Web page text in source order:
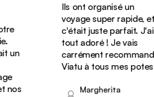
Ils ont organisé un
voyage super rapide, et
c'était juste parfait. J'ai
tout adoré ! Je vais
carrément recommander
Viatu à tous mes potes !
Margherita